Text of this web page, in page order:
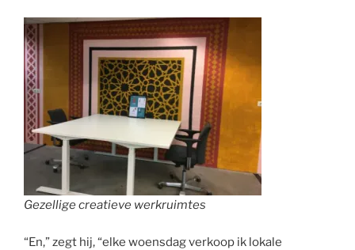
Gezellige creatieve werkruimtes
“En,” zegt hij, “elke woensdag verkoop ik lokale